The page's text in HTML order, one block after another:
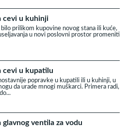
cevi u kuhinji
bilo prilikom kupovine novog stana ili kuće,
u novi poslovni prostor promeniti
cevi u kupatilu
popravke u kupatili ili u kuhinji, u
da urade mnogi muškarci. Primera radi,
glavnog ventila za vodu